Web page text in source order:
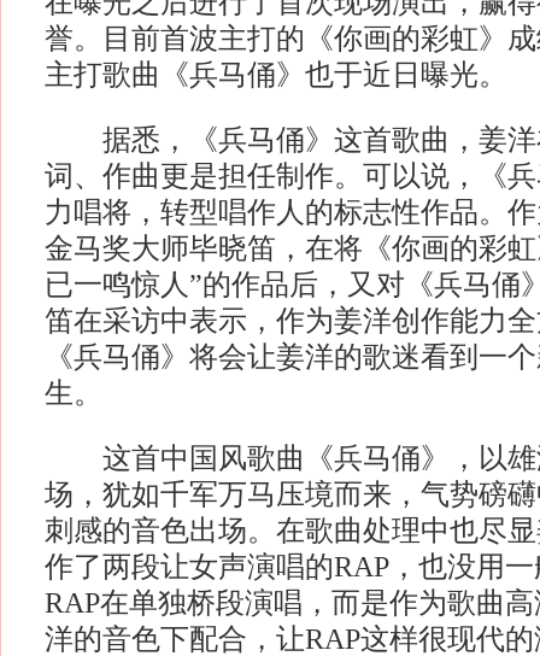
誉。目前首波主打的《你画的彩虹》
主打歌曲《兵马俑》也于近日曝光。
据悉，《兵马俑》这首歌曲，姜洋
词、作曲更是担任制作。可以说，《
力唱将，转型唱作人的标志性作品。
金马奖大师毕晓笛，在将《你画的彩
已一鸣惊人”的作品后，又对《兵马俑
笛在采访中表示，作为姜洋创作能力
《兵马俑》将会让姜洋的歌迷看到一
生。
这首中国风歌曲《兵马俑》，以雄
场，犹如千军万马压境而来，气势磅
刺感的音色出场。在歌曲处理中也尽
作了两段让女声演唱的RAP，也没用
RAP在单独桥段演唱，而是作为歌曲
洋的音色下配合，让RAP这样很现代